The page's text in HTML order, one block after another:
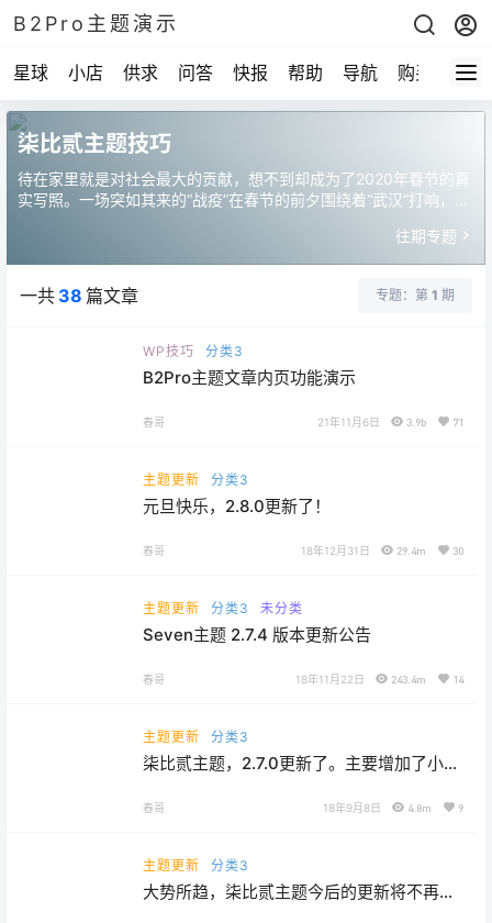
B2Pro主题演示
星球 小店 供求 问答 快报 帮助 导航 购买
柒比贰主题技巧
待在家里就是对社会最大的贡献，想不到却成为了2020年春节的真
实写照。一场突如其来的“战疫”在春节的前夕围绕着“武汉”打响，这
些日子里，区块链行业里关切的主题已经不是区块链、比特币或者
其他什么币。我们看到区块链行业在展开实际行动，捐款，捐物品
等等，区块链从业者在这场“战争”中从来都不是旁观者。
往期专题
一共 38 篇文章 专题：第 1 期
WP技巧 分类3
B2Pro主题文章内页功能演示
春哥 21年11月6日 3.9b 71
主题更新 分类3
元旦快乐，2.8.0更新了！
春哥 18年12月31日 29.4m 30
主题更新 分类3 未分类
Seven主题 2.7.4 版本更新公告
春哥 18年11月22日 243.4m 14
主题更新 分类3
柒比贰主题，2.7.0更新了。主要增加了小黑
春哥 18年9月8日 4.8m 9
主题更新 分类3
大势所趋，柒比贰主题今后的更新将不再支